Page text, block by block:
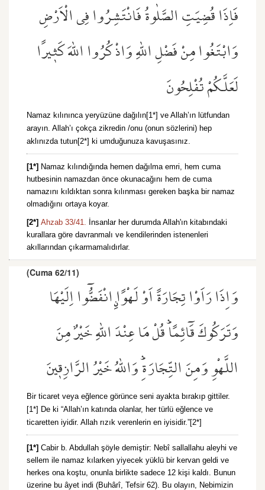
فَاِذَا قُضِيَتِ الصَّلٰوةُ فَانْتَشِرُوا فِي الْاَرْضِ
وَابْتَغُوا مِنْ فَضْلِ اللّٰهِ وَاذْكُرُوا اللّٰهَ كَث۪يرًا
لَعَلَّكُمْ تُفْلِحُونَ
Namaz kılınınca yeryüzüne dağılın[1*] ve Allah’ın lütfundan
arayın. Allah’ı çokça zikredin /onu (onun sözlerini) hep
aklınızda tutun[2*] ki umduğunuza kavuşasınız.
[1*] Namaz kılındığında hemen dağılma emri, hem cuma
hutbesinin namazdan önce okunacağını hem de cuma
namazını kıldıktan sonra kılınması gereken başka bir namaz
olmadığını ortaya koyar.
[2*] Ahzab 33/41. İnsanlar her durumda Allah'ın kitabındaki
kurallara göre davranmalı ve kendilerinden istenenleri
akıllarından çıkarmamalıdırlar.
(Cuma 62/11)
وَاِذَا رَاَوْا تِجَارَةً اَوْ لَهْوًاۨ انْفَضُّٓوا اِلَيْهَا
وَتَرَكُوكَ قَٓائِمًاۜ قُلْ مَا عِنْدَ اللّٰهِ خَيْرٌ مِنَ
اللَّهْوِ وَمِنَ التِّجَارَةِۜ وَاللّٰهُ خَيْرُ الرَّازِق۪ينَ
Bir ticaret veya eğlence görünce seni ayakta bırakıp gittiler.
[1*] De ki “Allah’ın katında olanlar, her türlü eğlence ve
ticaretten iyidir. Allah rızık verenlerin en iyisidir.”[2*]
[1*] Cabir b. Abdullah şöyle demiştir: Nebî sallallahu aleyhi ve
sellem ile namaz kılarken yiyecek yüklü bir kervan geldi ve
herkes ona koştu, onunla birlikte sadece 12 kişi kaldı. Bunun
üzerine bu âyet indi (Buhârî, Tefsir 62). Bu olayın, Nebimizin